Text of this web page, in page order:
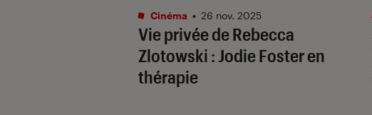
Vie privéede Rebecca
Zlotowski : Jodie Foster en
thérapie
Cinéma • 26 nov. 2025